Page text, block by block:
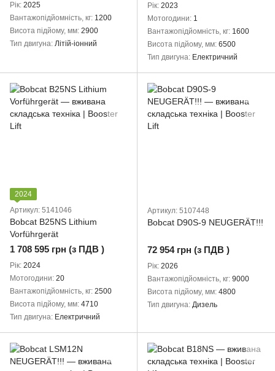
Рік 2025
Вантажопідйомність, кг 1200
Висота підйому, мм 2900
Тип двигуна Літій-іонний
Рік 2023
Мотогодини 1
Вантажопідйомність, кг 1600
Висота підйому, мм 6500
Тип двигуна Електричний
2024
Артикул: 5141046
Bobcat B25NS Lithium
Vorführgerät
1 708 595 грн (з ПДВ )
Рік 2024
Мотогодини 20
Вантажопідйомність, кг 2500
Висота підйому, мм 4710
Тип двигуна Електричний
Артикул: 5107448
Bobcat D90S-9 NEUGERÄT!!!
72 954 грн (з ПДВ )
Рік 2026
Вантажопідйомність, кг 9000
Висота підйому, мм 4800
Тип двигуна Дизель